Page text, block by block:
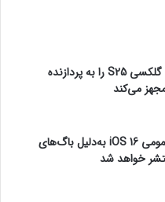
سامسونگ احتمالاً گلکسی S25 را به پردازنده
می‌کند
نسخه آزمایشی عمومی iOS 16 به‌دلیل باگ‌های
خواهد شد